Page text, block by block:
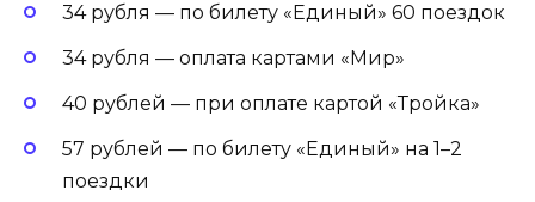
34 рубля — по билету «Единый» 60 поездок
34 рубля — оплата картами «Мир»
40 рублей — при оплате картой «Тройка»
57 рублей — по билету «Единый» на 1–2
поездки